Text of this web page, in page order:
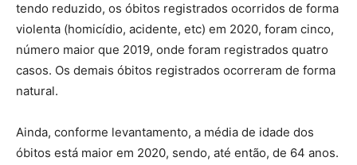
tendo reduzido, os óbitos registrados ocorridos de forma
violenta (homicídio, acidente, etc) em 2020, foram cinco,
número maior que 2019, onde foram registrados quatro
casos. Os demais óbitos registrados ocorreram de forma
natural.
Ainda, conforme levantamento, a média de idade dos
óbitos está maior em 2020, sendo, até então, de 64 anos.